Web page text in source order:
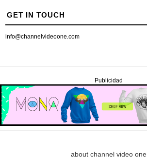
GET IN TOUCH
info@channelvideoone.com
Publicidad
about channel video one